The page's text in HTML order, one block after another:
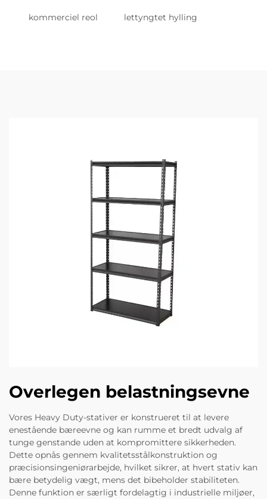
kommerciel reol lettyngtet hylling
Overlegen belastningsevne
Vores Heavy Duty-stativer er konstrueret til at levere
enestående bæreevne og kan rumme et bredt udvalg af
tunge genstande uden at kompromittere sikkerheden.
Dette opnås gennem kvalitetsstålkonstruktion og
præcisionsingeniørarbejde, hvilket sikrer, at hvert stativ kan
bære betydelig vægt, mens det bibeholder stabiliteten.
Denne funktion er særligt fordelagtig i industrielle miljøer,